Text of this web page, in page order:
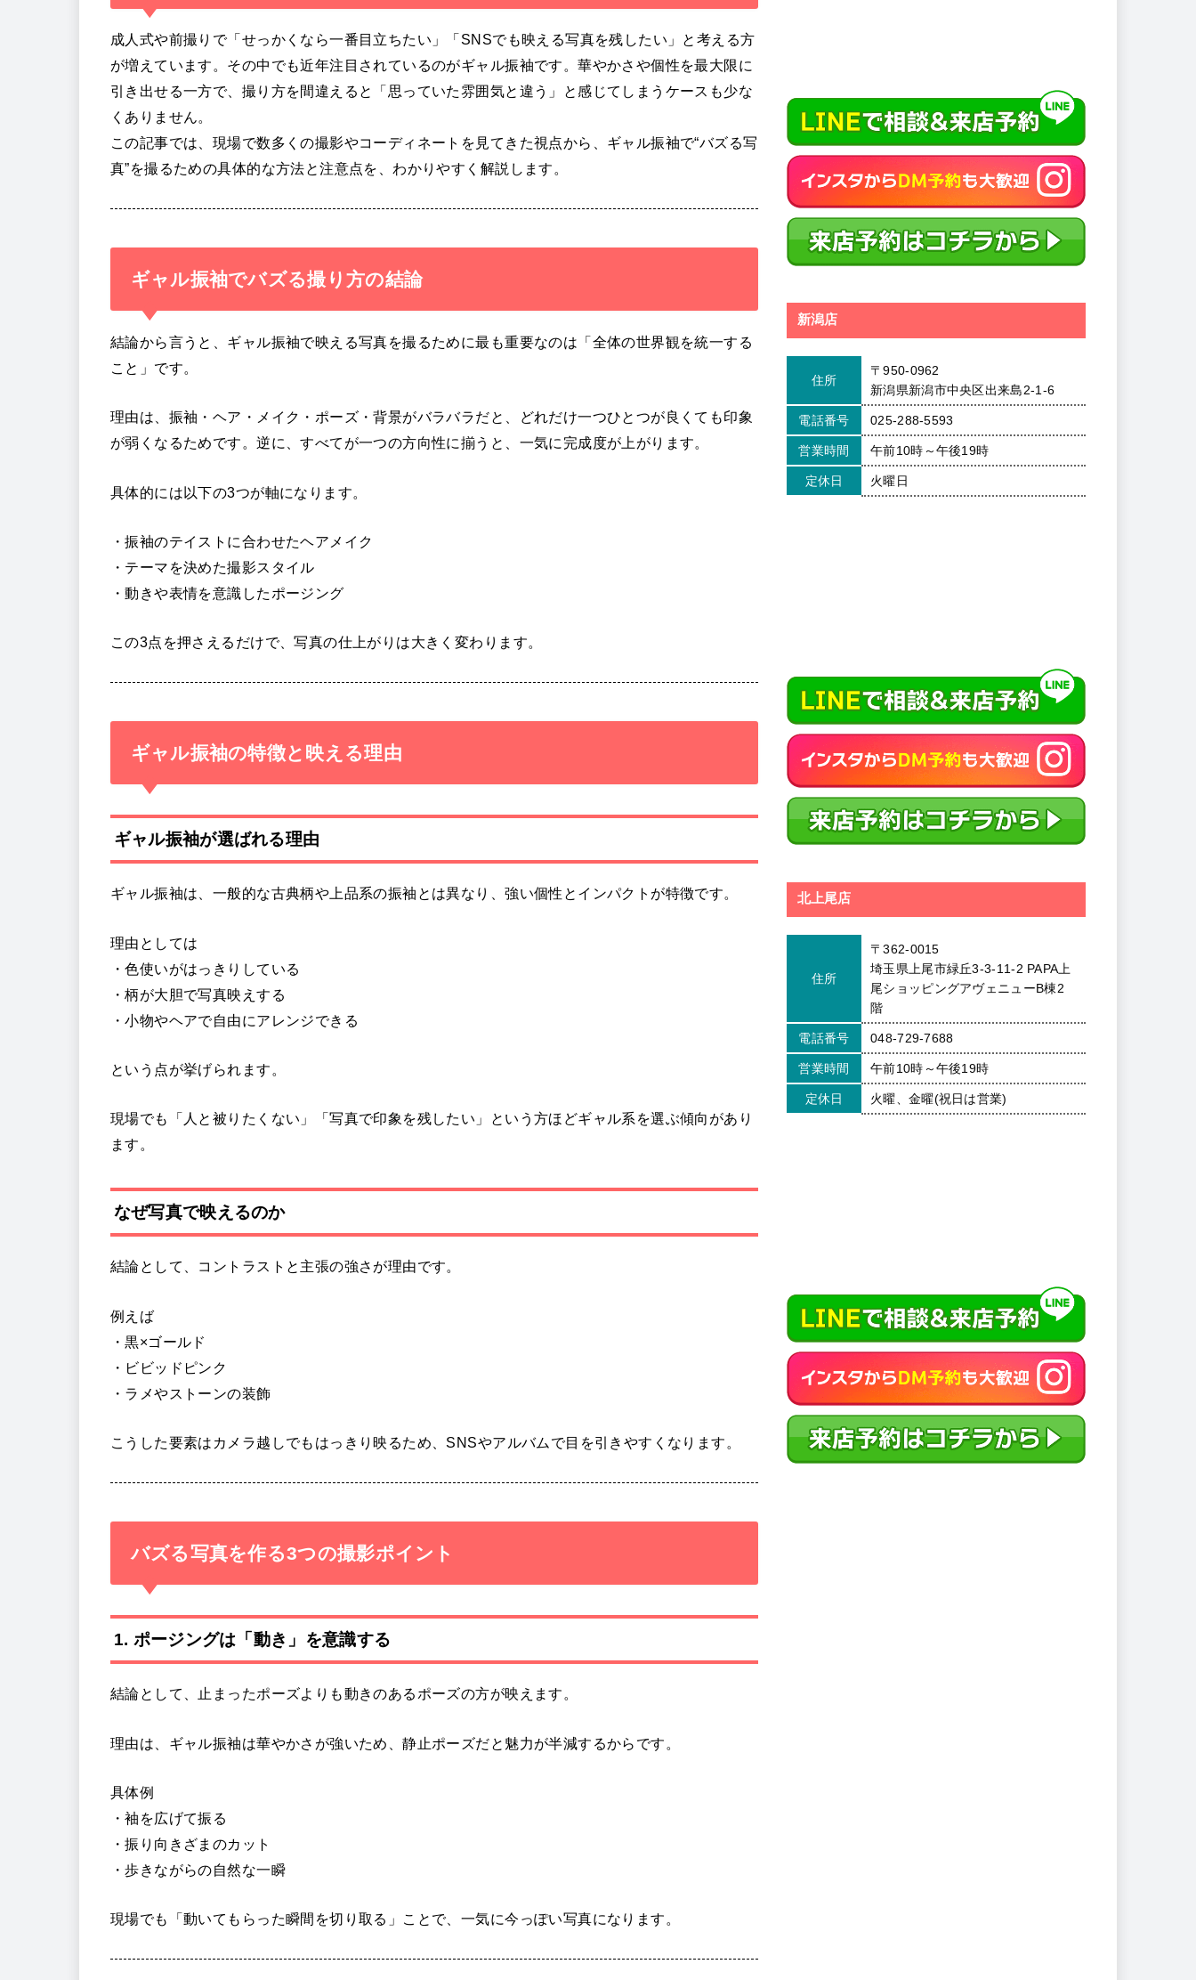
成人式や前撮りで「せっかくなら一番目立ちたい」「SNSでも映える写真を残したい」と考える方
が増えています。その中でも近年注目されているのがギャル振袖です。華やかさや個性を最大限に
引き出せる一方で、撮り方を間違えると「思っていた雰囲気と違う」と感じてしまうケースも少な
くありません。
この記事では、現場で数多くの撮影やコーディネートを見てきた視点から、ギャル振袖で“バズる写
真”を撮るための具体的な方法と注意点を、わかりやすく解説します。
ギャル振袖でバズる撮り方の結論
結論から言うと、ギャル振袖で映える写真を撮るために最も重要なのは「全体の世界観を統一する
こと」です。
理由は、振袖・ヘア・メイク・ポーズ・背景がバラバラだと、どれだけ一つひとつが良くても印象
が弱くなるためです。逆に、すべてが一つの方向性に揃うと、一気に完成度が上がります。
具体的には以下の3つが軸になります。
・振袖のテイストに合わせたヘアメイク
・テーマを決めた撮影スタイル
・動きや表情を意識したポージング
この3点を押さえるだけで、写真の仕上がりは大きく変わります。
ギャル振袖の特徴と映える理由
ギャル振袖が選ばれる理由
ギャル振袖は、一般的な古典柄や上品系の振袖とは異なり、強い個性とインパクトが特徴です。
理由としては
・色使いがはっきりしている
・柄が大胆で写真映えする
・小物やヘアで自由にアレンジできる
という点が挙げられます。
現場でも「人と被りたくない」「写真で印象を残したい」という方ほどギャル系を選ぶ傾向があり
ます。
なぜ写真で映えるのか
結論として、コントラストと主張の強さが理由です。
例えば
・黒×ゴールド
・ビビッドピンク
・ラメやストーンの装飾
こうした要素はカメラ越しでもはっきり映るため、SNSやアルバムで目を引きやすくなります。
バズる写真を作る3つの撮影ポイント
1. ポージングは「動き」を意識する
結論として、止まったポーズよりも動きのあるポーズの方が映えます。
理由は、ギャル振袖は華やかさが強いため、静止ポーズだと魅力が半減するからです。
具体例
・袖を広げて振る
・振り向きざまのカット
・歩きながらの自然な一瞬
現場でも「動いてもらった瞬間を切り取る」ことで、一気に今っぽい写真になります。
新潟店
住所
〒950-0962
新潟県新潟市中央区出来島2-1-6
電話番号 025-288-5593
営業時間 午前10時～午後19時
定休日 火曜日
北上尾店
住所
〒362-0015
埼玉県上尾市緑丘3-3-11-2 PAPA上
尾ショッピングアヴェニューB棟2
階
電話番号 048-729-7688
営業時間 午前10時～午後19時
定休日 火曜、金曜(祝日は営業)